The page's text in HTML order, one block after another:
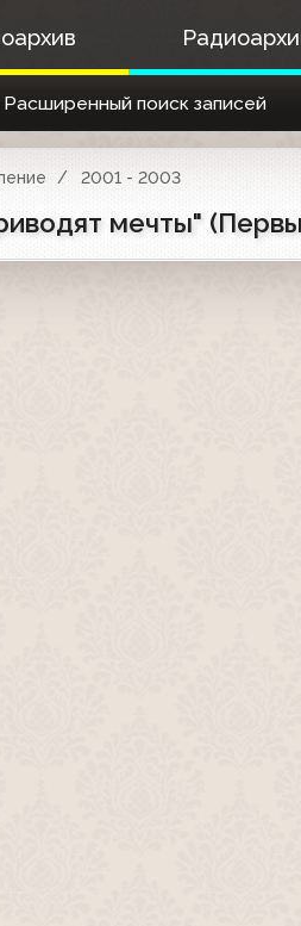
Расширенный поиск записей
2001 - 2003
мечты"